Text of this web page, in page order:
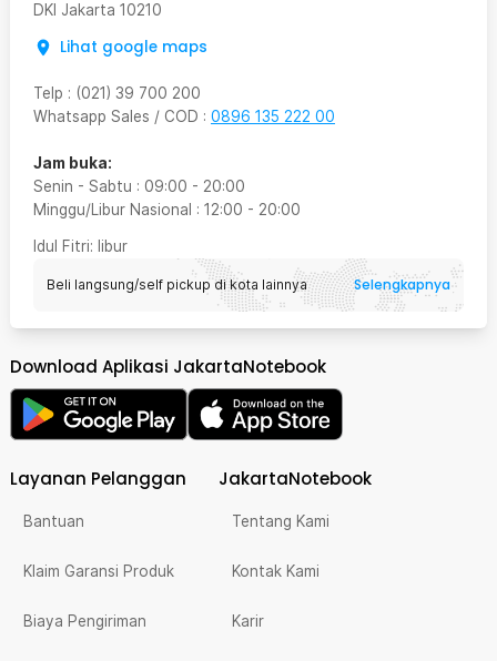
DKI Jakarta 10210
Lihat google maps
Telp : (021) 39 700 200
Whatsapp Sales / COD : 0896 135 222 00
Jam buka:
Senin - Sabtu : 09:00 - 20:00
Minggu/Libur Nasional : 12:00 - 20:00
Idul Fitri: libur
Beli langsung/self pickup di kota lainnya Selengkapnya
Download Aplikasi JakartaNotebook
Layanan Pelanggan
Bantuan
Klaim Garansi Produk
Biaya Pengiriman
JakartaNotebook
Tentang Kami
Kontak Kami
Karir